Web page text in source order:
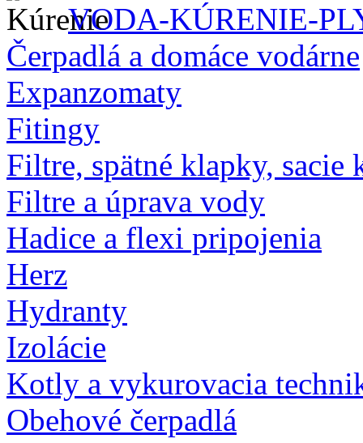
VODA-KÚRENIE-
Čerpadlá a domáce vodárne
Expanzomaty
Fitingy
Filtre, spätné klapky, sacie
Filtre a úprava vody
Hadice a flexi pripojenia
Herz
Hydranty
Izolácie
Kotly a vykurovacia
Obehové čerpadlá